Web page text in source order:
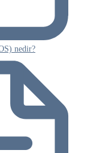
nedir?